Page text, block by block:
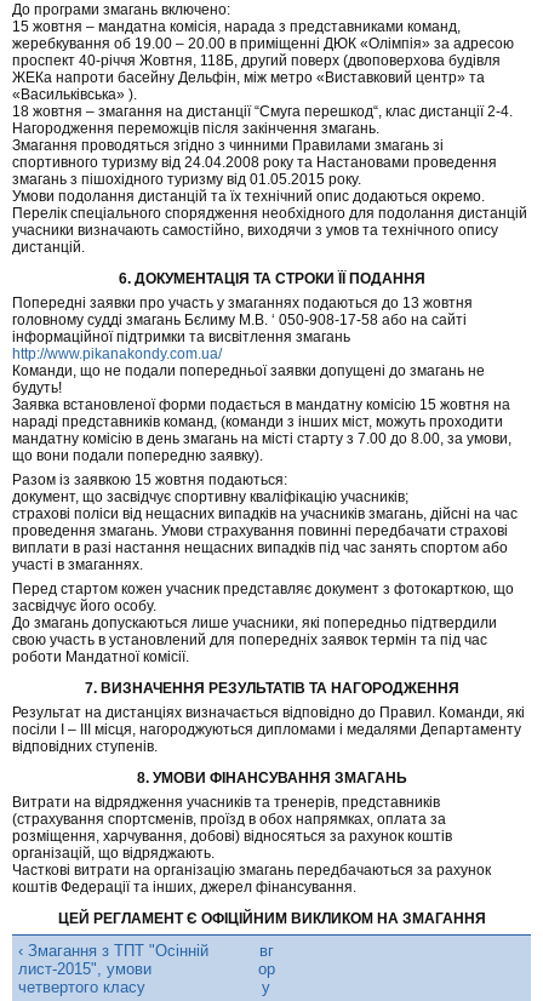
До програми змагань включено:
15 жовтня – мандатна комісія, нарада з представниками команд,
жеребкування об 19.00 – 20.00 в приміщенні ДЮК «Олімпія» за адресою
проспект 40-річчя Жовтня, 118Б, другий поверх (двоповерхова будівля
ЖЕКа напроти басейну Дельфін, між метро «Виставковий центр» та
«Васильківська» ).
18 жовтня – змагання на дистанції “Смуга перешкод“, клас дистанції 2-4.
Нагородження переможців після закінчення змагань.
Змагання проводяться згідно з чинними Правилами змагань зі
спортивного туризму від 24.04.2008 року та Настановами проведення
змагань з пішохідного туризму від 01.05.2015 року.
Умови подолання дистанцій та їх технічний опис додаються окремо.
Перелік спеціального спорядження необхідного для подолання дистанцій
учасники визначають самостійно, виходячи з умов та технічного опису
дистанцій.
6. ДОКУМЕНТАЦІЯ ТА СТРОКИ ЇЇ ПОДАННЯ
Попередні заявки про участь у змаганнях подаються до 13 жовтня
головному судді змагань Бєлиму М.В. ‘ 050-908-17-58 або на сайті
інформаційної підтримки та висвітлення змагань
http://www.pikanakondy.com.ua/
Команди, що не подали попередньої заявки допущені до змагань не
будуть!
Заявка встановленої форми подається в мандатну комісію 15 жовтня на
нараді представників команд, (команди з інших міст, можуть проходити
мандатну комісію в день змагань на місті старту з 7.00 до 8.00, за умови,
що вони подали попередню заявку).
Разом із заявкою 15 жовтня подаються:
документ, що засвідчує спортивну кваліфікацію учасників;
страхові поліси від нещасних випадків на учасників змагань, дійсні на час
проведення змагань. Умови страхування повинні передбачати страхові
виплати в разі настання нещасних випадків під час занять спортом або
участі в змаганнях.
Перед стартом кожен учасник представляє документ з фотокарткою, що
засвідчує його особу.
До змагань допускаються лише учасники, які попередньо підтвердили
свою участь в установлений для попередніх заявок термін та під час
роботи Мандатної комісії.
7. ВИЗНАЧЕННЯ РЕЗУЛЬТАТІВ ТА НАГОРОДЖЕННЯ
Результат на дистанціях визначається відповідно до Правил. Команди, які
посіли І – ІІІ місця, нагороджуються дипломами і медалями Департаменту
відповідних ступенів.
8. УМОВИ ФІНАНСУВАННЯ ЗМАГАНЬ
Витрати на відрядження учасників та тренерів, представників
(страхування спортсменів, проїзд в обох напрямках, оплата за
розміщення, харчування, добові) відносяться за рахунок коштів
організацій, що відряджають.
Часткові витрати на організацію змагань передбачаються за рахунок
коштів Федерації та інших, джерел фінансування.
ЦЕЙ РЕГЛАМЕНТ Є ОФІЦІЙНИМ ВИКЛИКОМ НА ЗМАГАННЯ
‹ Змагання з ТПТ "Осінній
лист-2015", умови
четвертого класу
вг
ор
у